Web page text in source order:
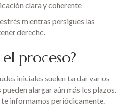
clara y coherente
mientras persigues las
derecho.
proceso?
iniciales suelen tardar varios
alargar aún más los plazos.
te informamos periódicamente.